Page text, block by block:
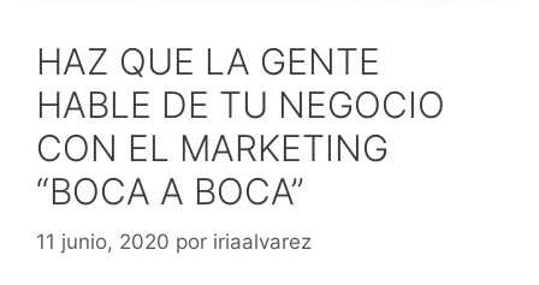
HAZ QUE LA GENTE
HABLE DE TU NEGOCIO
CON EL MARKETING
“BOCA A BOCA”
11 junio, 2020 por iriaalvarez